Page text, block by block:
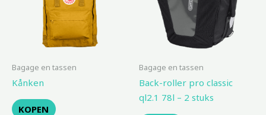
Bagage en tassen
Kånken
KOPEN
Bagage en tassen
Back-roller pro classic
ql2.1 78l – 2 stuks